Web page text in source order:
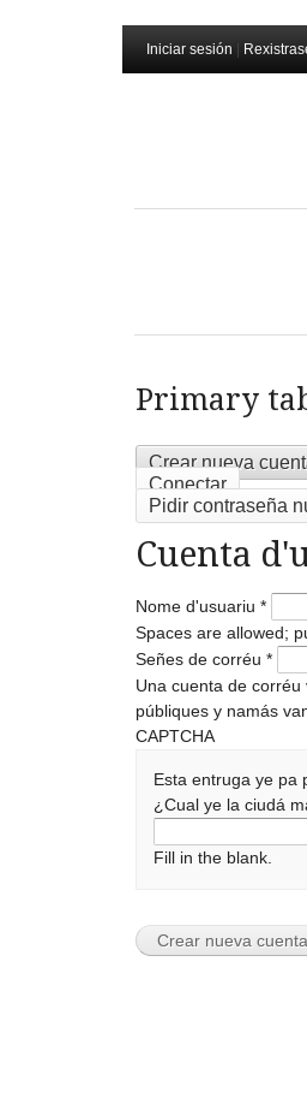
Iniciar sesión
Primary
Crear nueva
Conectar
Pidir contraseña
Cuenta
Nome d'usuariu *
Spaces are allowed;
Señes de corréu *
Una cuenta de
públiques y namás
CAPTCHA
Esta entruga ye pa
¿Cual ye la ciudá
Fill in the blank.